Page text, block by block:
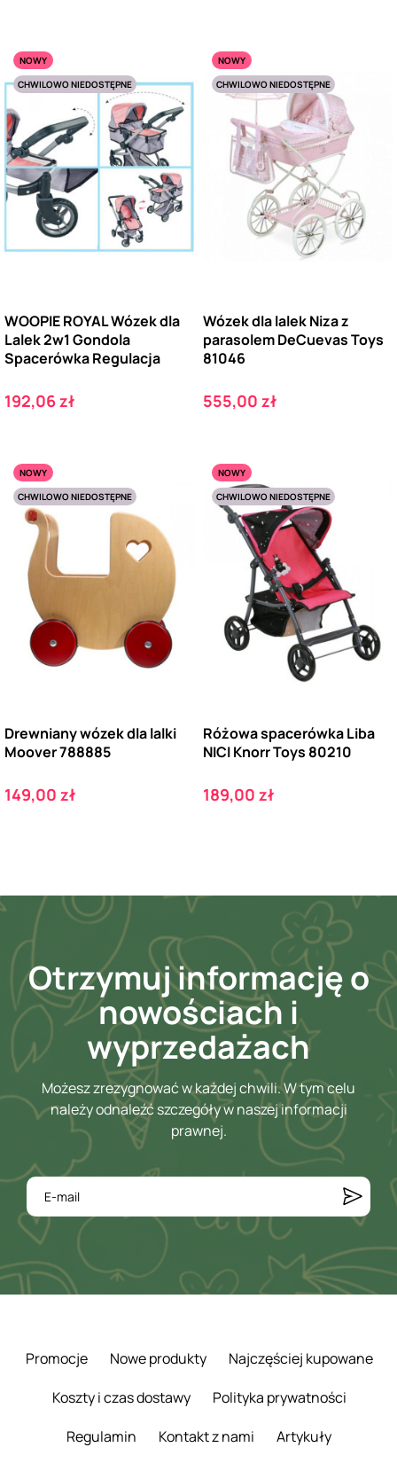
NOWY
CHWILOWO NIEDOSTĘPNE
WOOPIE ROYAL Wózek dla
Lalek 2w1 Gondola
Spacerówka Regulacja
Cena
192,06 zł
NOWY
CHWILOWO NIEDOSTĘPNE
Wózek dla lalek Niza z
parasolem DeCuevas Toys
81046
Cena
555,00 zł
NOWY
CHWILOWO NIEDOSTĘPNE
Drewniany wózek dla lalki
Moover 788885
Cena
149,00 zł
NOWY
CHWILOWO NIEDOSTĘPNE
Różowa spacerówka Liba
NICI Knorr Toys 80210
Cena
189,00 zł
Otrzymuj informację o
nowościach i
wyprzedażach
Możesz zrezygnować w każdej chwili. W tym celu
należy odnaleźć szczegóły w naszej informacji
prawnej.
Promocje Nowe produkty
Najczęściej kupowane
Koszty i czas dostawy
Polityka prywatności
Regulamin
Kontakt z nami Artykuły